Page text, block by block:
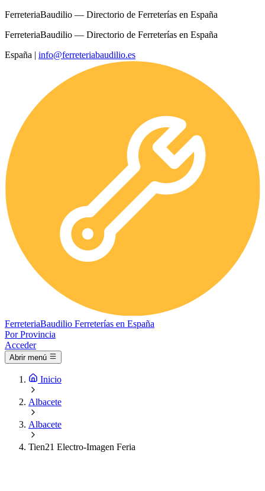
FerreteriaBaudilio — Directorio de Ferreterías en España
FerreteriaBaudilio — Directorio de Ferreterías en España
España | info@ferreteriabaudilio.es
FerreteriaBaudilio Ferreterías en España
Por Provincia
Acceder
Abrir menú
Inicio
Albacete
Albacete
Tien21 Electro-Imagen Feria